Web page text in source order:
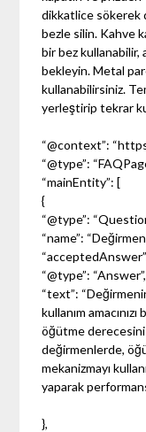
dikkatlice sökerek
bezle silin. Kahve
bir bez kullanabilir,
bekleyin. Metal
kullanabilirsiniz.
yerleştirip tekrar
“@context”:
“@type”:
“mainEntity”: [
{
“@type”:
“name”:
“@type”: “Answer”,
“text”:
kullanım
öğütme derecesini
değirmenlerde,
mekanizmayı
yaparak
},